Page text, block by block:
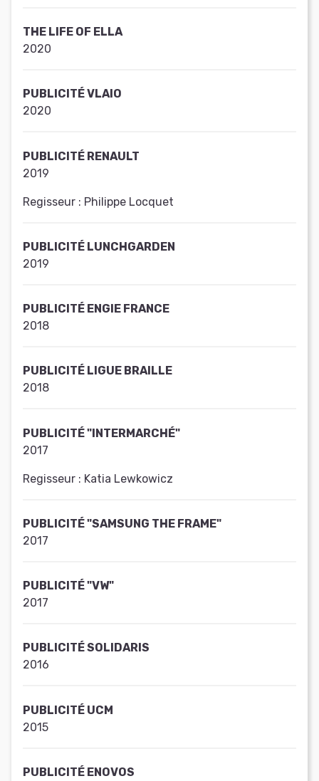
THE LIFE OF ELLA
2020
PUBLICITÉ VLAIO
2020
PUBLICITÉ RENAULT
2019
Regisseur : Philippe Locquet
PUBLICITÉ LUNCHGARDEN
2019
PUBLICITÉ ENGIE FRANCE
2018
PUBLICITÉ LIGUE BRAILLE
2018
PUBLICITÉ "INTERMARCHÉ"
2017
Regisseur : Katia Lewkowicz
PUBLICITÉ "SAMSUNG THE FRAME"
2017
PUBLICITÉ "VW"
2017
PUBLICITÉ SOLIDARIS
2016
PUBLICITÉ UCM
2015
PUBLICITÉ ENOVOS